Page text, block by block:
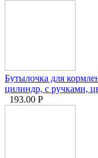
Бутылочка для
цилиндр, с ручками,
193.00 Р